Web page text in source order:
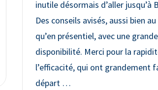
inutile désormais d’aller jusqu’à
Des conseils avisés, aussi bien
qu’en présentiel, avec une grande
disponibilité. Merci pour la
l’efficacité, qui ont grandement
départ …